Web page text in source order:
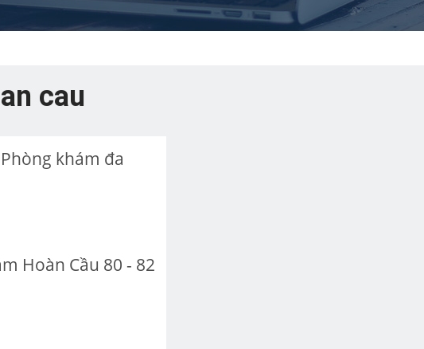
cau
khám đa
Hoàn Cầu 80 - 82